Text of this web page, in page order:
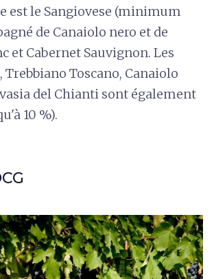
est le Sangiovese (minimum
de Canaiolo nero et de
et Cabernet Sauvignon. Les
Trebbiano Toscano, Canaiolo
del Chianti sont également
10 %).